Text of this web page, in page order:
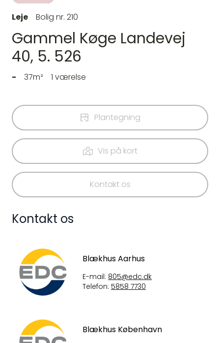
Leje Bolig nr. 210
Gammel Køge Landevej
40, 5. 526
- 37m² 1 værelse
Plantegning
Vis på kort
Kontakt os
Kontakt os
Blækhus Aarhus
E-mail: 805@edc.dk
Telefon: 5858 7730
Blækhus København